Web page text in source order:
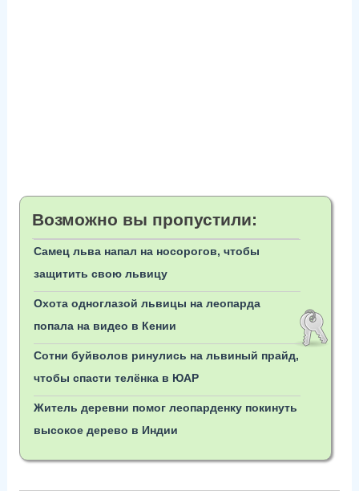
Возможно вы пропустили:
Самец льва напал на носорогов, чтобы
защитить свою львицу
Охота одноглазой львицы на леопарда
попала на видео в Кении
Сотни буйволов ринулись на львиный прайд,
чтобы спасти телёнка в ЮАР
Житель деревни помог леопарденку покинуть
высокое дерево в Индии